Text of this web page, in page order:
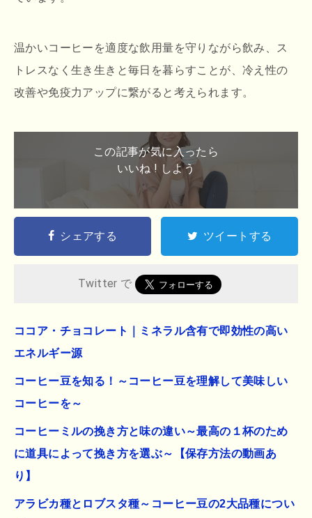
温かいコーヒーを適度な飲用量を守りながら飲み、ス
トレスなく生き生きと毎日を暮らすことが、冷え性の
改善や免疫力アップに繋がると考えられます。
この記事が気に入ったら
いいね ! しよう
シェアする ツイートする
Twitter で
ココア・チョコレート｜ミネラル含有で即効性の高い
エネルギー源
コーヒー豆を知る！～コーヒー豆を理解して美味しい
コーヒーを～
コーヒーミルの挽き方と味の違い～最高の１杯のため
に道具によって挽き方を選ぶ～【保存方法の動画あ
り】
アラビカ種とロブスタ種～コーヒー豆の2大品種につい